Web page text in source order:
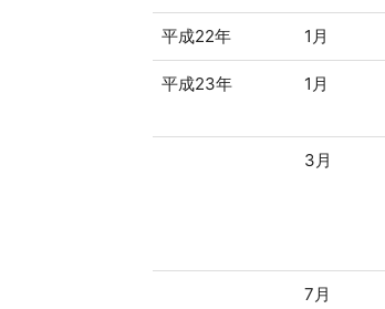
平成22年 1月
平成23年 1月
3月
7月